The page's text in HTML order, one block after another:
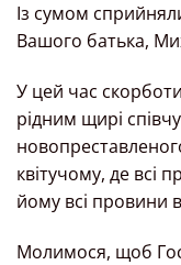
Із сумом
Вашого батька,
У цей час
рідним щирі
квітучому, де всі
йому всі провини
Молимося, щоб